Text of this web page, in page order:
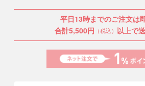
平日13時までのご注文は
合計5,500円 （税込） 以上で